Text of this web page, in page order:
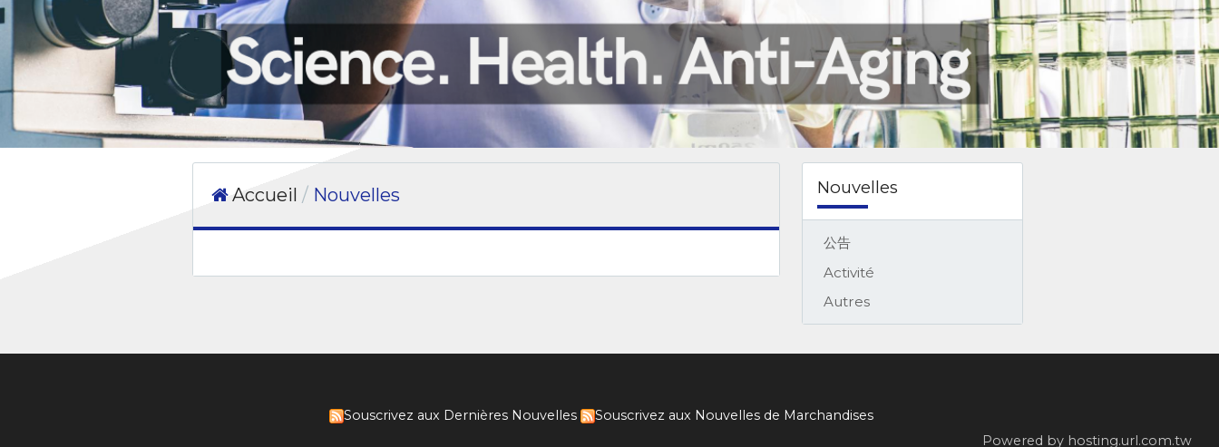
Nouvelles
公告
Activité
Autres
Accueil Nouvelles
Souscrivez aux Dernières Nouvelles
Souscrivez aux Nouvelles de Marchandises
Powered by hosting.url.com.tw